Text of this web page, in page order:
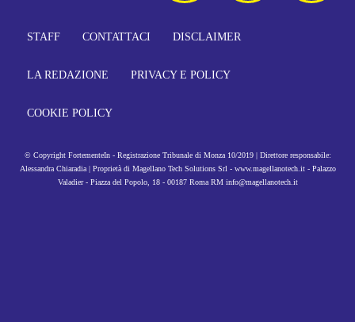
STAFF CONTATTACI DISCLAIMER
LA REDAZIONE PRIVACY E POLICY
COOKIE POLICY
© Copyright FortementeIn - Registrazione Tribunale di Monza 10/2019 | Direttore responsabile:
Alessandra Chiaradia | Proprietà di Magellano Tech Solutions Srl - www.magellanotech.it - Palazzo
Valadier - Piazza del Popolo, 18 - 00187 Roma RM info@magellanotech.it